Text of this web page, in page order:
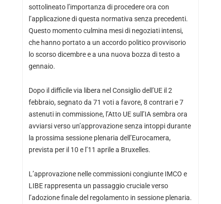
sottolineato l’importanza di procedere ora con
l’applicazione di questa normativa senza precedenti.
Questo momento culmina mesi di negoziati intensi,
che hanno portato a un accordo politico provvisorio
lo scorso dicembre e a una nuova bozza di testo a
gennaio.
Dopo il difficile via libera nel Consiglio dell’UE il 2
febbraio, segnato da 71 voti a favore, 8 contrari e 7
astenuti in commissione, l’Atto UE sull’IA sembra ora
avviarsi verso un’approvazione senza intoppi durante
la prossima sessione plenaria dell’Eurocamera,
prevista per il 10 e l’11 aprile a Bruxelles.
L’approvazione nelle commissioni congiunte IMCO e
LIBE rappresenta un passaggio cruciale verso
l’adozione finale del regolamento in sessione plenaria.